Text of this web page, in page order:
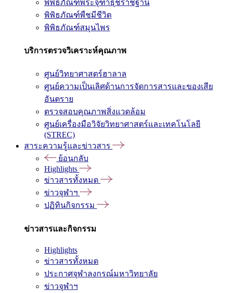
พิพิธภัณฑ์พระจุฑาธุชราชฐาน
พิพิธภัณฑ์พืชมีชีวิต
พิพิธภัณฑ์สมุนไพร
บริการตรวจวิเคราะห์คุณภาพ
ศูนย์วิทยาศาสตร์ฮาลาล
ศูนย์ความเป็นเลิศด้านการจัดการสารและของเสีย
อันตราย
ตรวจสอบคุณภาพสิ่งแวดล้อม
ศูนย์เครื่องมือวิจัยวิทยาศาสตร์และเทคโนโลยี
(STREC)
สาระความรู้และข่าวสาร
ย้อนกลับ
Highlights
ข่าวสารทั้งหมด
ข่าวจุฬาฯ
ปฏิทินกิจกรรม
ข่าวสารและกิจกรรม
Highlights
ข่าวสารทั้งหมด
ประกาศจุฬาลงกรณ์มหาวิทยาลัย
ข่าวจุฬาฯ